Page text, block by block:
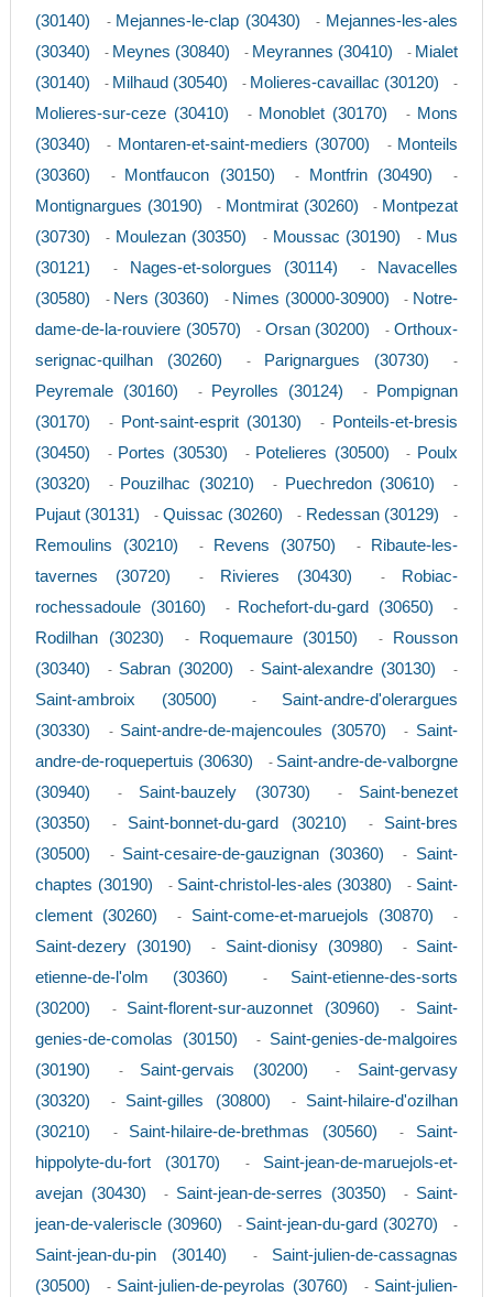
(30140) - Mejannes-le-clap (30430) - Mejannes-les-ales
(30340)
- Meynes (30840) - Meyrannes (30410) - Mialet
(30140)
- Milhaud (30540) - Molieres-cavaillac (30120) -
Molieres-sur-ceze (30410) - Monoblet (30170) - Mons
(30340)
- Montaren-et-saint-mediers (30700) - Monteils
(30360)
- Montfaucon (30150) - Montfrin (30490) -
Montignargues (30190) - Montmirat (30260) - Montpezat
(30730)
- Moulezan (30350) - Moussac (30190) - Mus
(30121)
- Nages-et-solorgues (30114) -
Navacelles
(30580)
- Ners (30360) - Nimes (30000-30900) - Notre-
dame-de-la-rouviere (30570)
- Orsan (30200) -Orthoux-
serignac-quilhan (30260)
- Parignargues (30730) -
Peyremale (30160) - Peyrolles (30124) -
Pompignan
(30170)
- Pont-saint-esprit (30130) -
Ponteils-et-bresis
(30450)
- Portes (30530) - Potelieres (30500) - Poulx
(30320)
- Pouzilhac (30210) - Puechredon (30610) -
Pujaut (30131) - Quissac (30260) - Redessan (30129) -
Remoulins (30210) - Revens (30750) -
Ribaute-les-
tavernes (30720)
- Rivieres (30430) -
Robiac-
rochessadoule (30160)
- Rochefort-du-gard (30650) -
Rodilhan (30230) - Roquemaure (30150) -
Rousson
(30340)
- Sabran (30200) - Saint-alexandre (30130) -
Saint-ambroix (30500) - Saint-andre-d'olerargues
(30330)
- Saint-andre-de-majencoules (30570) - Saint-
andre-de-roquepertuis (30630)
- Saint-andre-de-valborgne
(30940)
- Saint-bauzely (30730) - Saint-benezet
(30350)
- Saint-bonnet-du-gard (30210) - Saint-bres
(30500)
- Saint-cesaire-de-gauzignan (30360) - Saint-
chaptes (30190)
- Saint-christol-les-ales (30380) - Saint-
clement (30260)
- Saint-come-et-maruejols (30870) -
Saint-dezery (30190) - Saint-dionisy (30980) - Saint-
etienne-de-l'olm (30360)
- Saint-etienne-des-sorts
(30200)
- Saint-florent-sur-auzonnet (30960) - Saint-
genies-de-comolas (30150)
- Saint-genies-de-malgoires
(30190)
- Saint-gervais (30200) - Saint-gervasy
(30320)
- Saint-gilles (30800) - Saint-hilaire-d'ozilhan
(30210)
- Saint-hilaire-de-brethmas (30560) - Saint-
hippolyte-du-fort (30170)
- Saint-jean-de-maruejols-et-
avejan (30430)
- Saint-jean-de-serres (30350) - Saint-
jean-de-valeriscle (30960)
- Saint-jean-du-gard (30270) -
Saint-jean-du-pin (30140) - Saint-julien-de-cassagnas
(30500)
- Saint-julien-de-peyrolas (30760) - Saint-julien-